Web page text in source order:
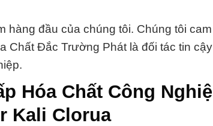
hàng đầu của chúng tôi. Chúng tôi
Chất Đắc Trường Phát là đối tác tin
Hóa Chất Công
Kali Clorua